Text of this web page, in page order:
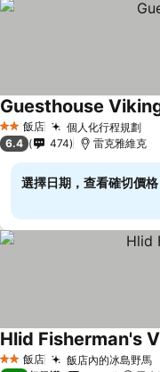
2 星級飯店 個人化行程規劃
Guesthouse
6.4 474 雷克雅維克
選擇日期，查看確切價格
2 星級飯店 飯店內的冰島野馬
Hlid Fisherman's